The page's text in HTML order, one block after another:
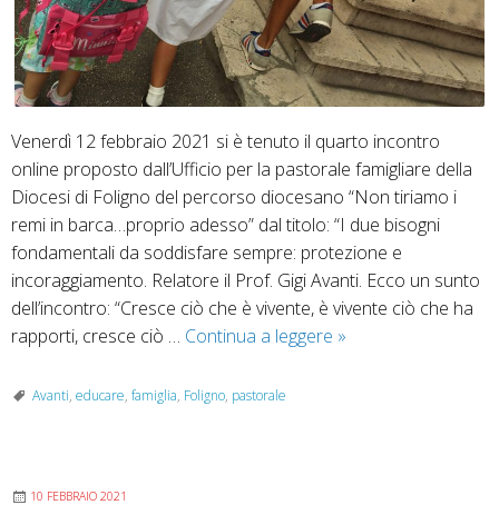
Venerdì 12 febbraio 2021 si è tenuto il quarto incontro
online proposto dall’Ufficio per la pastorale famigliare della
Diocesi di Foligno del percorso diocesano “Non tiriamo i
remi in barca…proprio adesso” dal titolo: “I due bisogni
fondamentali da soddisfare sempre: protezione e
incoraggiamento. Relatore il Prof. Gigi Avanti. Ecco un sunto
dell’incontro: “Cresce ciò che è vivente, è vivente ciò che ha
rapporti, cresce ciò … Continua a leggere Protezione
»
Avanti, educare, famiglia, Foligno, pastorale
10 FEBBRAIO 2021